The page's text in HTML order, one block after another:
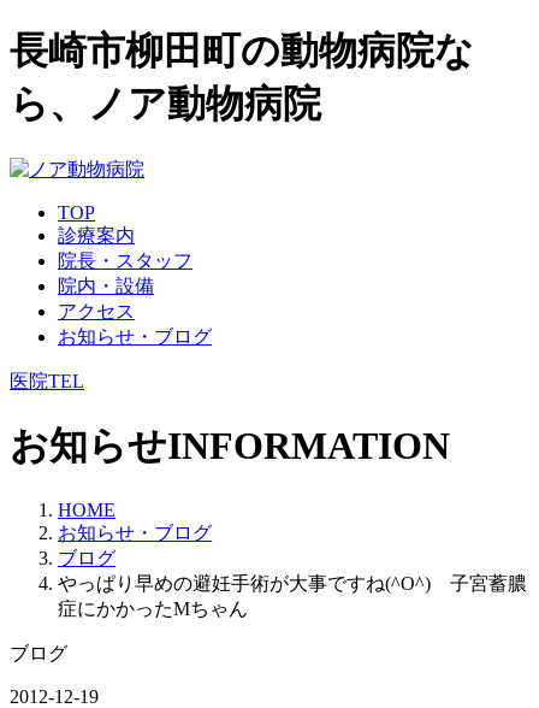
長崎市柳田町の動物病院な
ら、ノア動物病院
TOP
診療案内
院長・スタッフ
院内・設備
アクセス
お知らせ・ブログ
医院TEL
お知らせINFORMATION
HOME
お知らせ・ブログ
ブログ
やっぱり早めの避妊手術が大事ですね(^O^) 子宮蓄膿
症にかかったMちゃん
ブログ
2012-12-19